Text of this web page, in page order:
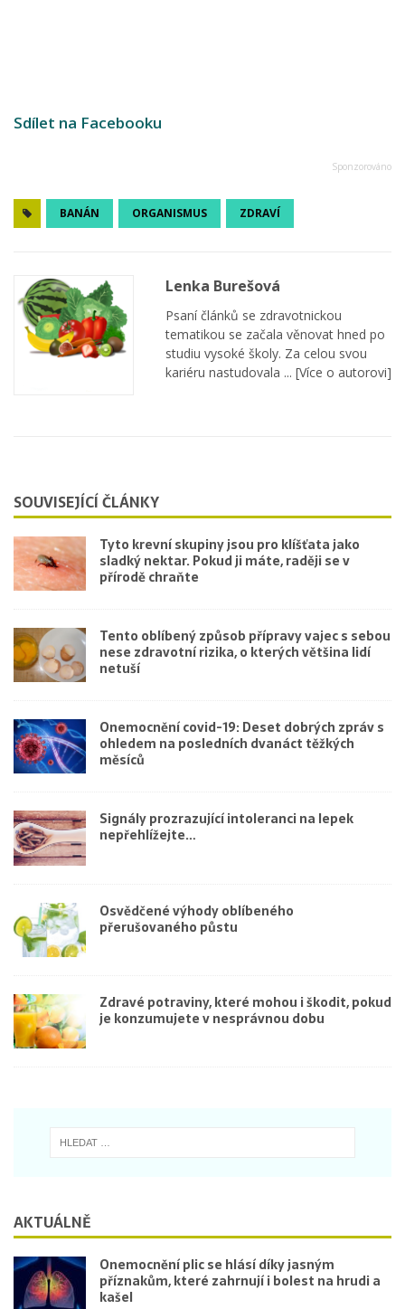
Sdílet na Facebooku
BANÁN ORGANISMUS ZDRAVÍ
Lenka Burešová
Psaní článků se zdravotnickou
tematikou se začala věnovat hned po
studiu vysoké školy. Za celou svou
kariéru nastudovala ... [Více o autorovi]
SOUVISEJÍCÍ ČLÁNKY
Tyto krevní skupiny jsou pro klíšťata jako
sladký nektar. Pokud ji máte, raději se v
přírodě chraňte
Tento oblíbený způsob přípravy vajec s sebou
nese zdravotní rizika, o kterých většina lidí
netuší
Onemocnění covid-19: Deset dobrých zpráv s
ohledem na posledních dvanáct těžkých
měsíců
Signály prozrazující intoleranci na lepek
nepřehlížejte…
Osvědčené výhody oblíbeného
přerušovaného půstu
Zdravé potraviny, které mohou i škodit, pokud
je konzumujete v nesprávnou dobu
AKTUÁLNĚ
Onemocnění plic se hlásí díky jasným
příznakům, které zahrnují i bolest na hrudi a
kašel